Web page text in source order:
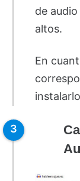
de
altos.
En